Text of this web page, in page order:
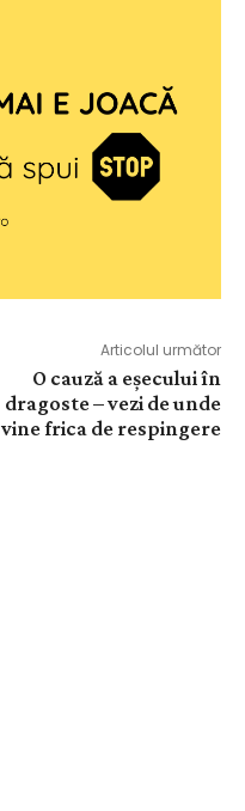
Articolul următor
O cauză a eșecului în
dragoste – vezi de unde
vine frica de respingere